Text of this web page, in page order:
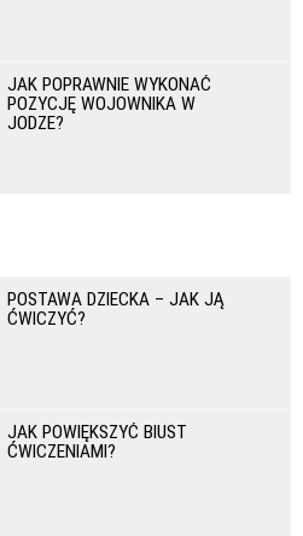
JAK POPRAWNIE WYKONAĆ
POZYCJĘ WOJOWNIKA W
JODZE?
POSTAWA DZIECKA – JAK JĄ
ĆWICZYĆ?
JAK POWIĘKSZYĆ BIUST
ĆWICZENIAMI?